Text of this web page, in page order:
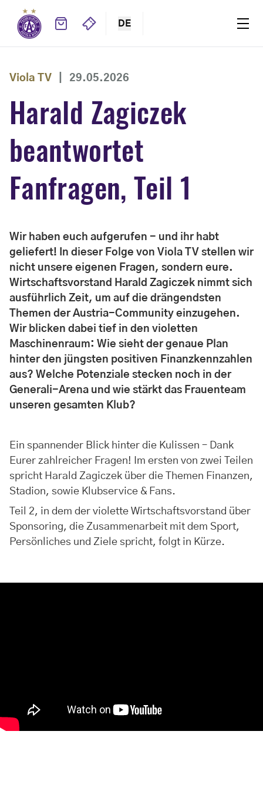
DE
Viola TV 29.05.2026
Harald Zagiczek
beantwortet
Fanfragen, Teil 1
Wir haben euch aufgerufen - und ihr habt
geliefert! In dieser Folge von Viola TV stellen wir
nicht unsere eigenen Fragen, sondern eure.
Wirtschaftsvorstand Harald Zagiczek nimmt sich
ausführlich Zeit, um auf die drängendsten
Themen der Austria-Community einzugehen.
Wir blicken dabei tief in den violetten
Maschinenraum: Wie sieht der genaue Plan
hinter den jüngsten positiven Finanzkennzahlen
aus? Welche Potenziale stecken noch in der
Generali-Arena und wie stärkt das Frauenteam
unseren gesamten Klub?
Ein spannender Blick hinter die Kulissen – Dank
Eurer zahlreicher Fragen! Im ersten von zwei Teilen
spricht Harald Zagiczek über die Themen Finanzen,
Stadion, sowie Klubservice & Fans.
Teil 2, in dem der violette Wirtschaftsvorstand über
Sponsoring, die Zusammenarbeit mit dem Sport,
Persönliches und Ziele spricht, folgt in Kürze.